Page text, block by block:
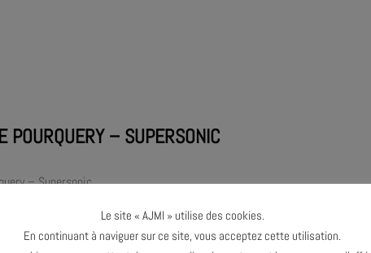
POURQUERY – SUPERSONIC
– Supersonic
: saxophone alto, voix lead
Le site « AJMI » utilise des cookies.
En continuant à naviguer sur ce site, vous acceptez cette utilisation.